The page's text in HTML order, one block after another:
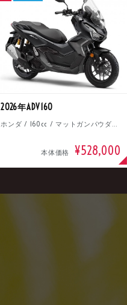
2026年ADV160
ホンダ / 160cc / マットガンパウダーブラックメタリック
本体価格 ¥528,000